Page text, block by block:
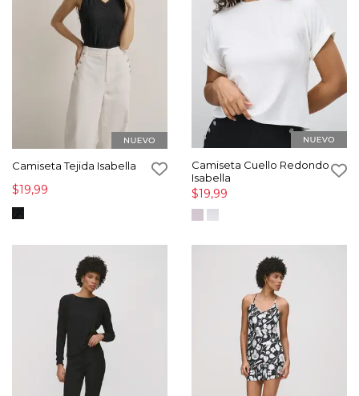
Camiseta Tejida Isabella
$19,99
Camiseta Cuello Redondo
Isabella
$19,99